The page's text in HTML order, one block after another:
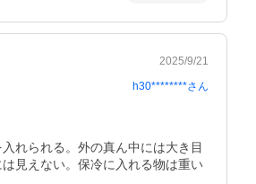
2025/9/21
h30********さん
れられる。外の真ん中には大き目
見えない。保冷に入れる物は重い